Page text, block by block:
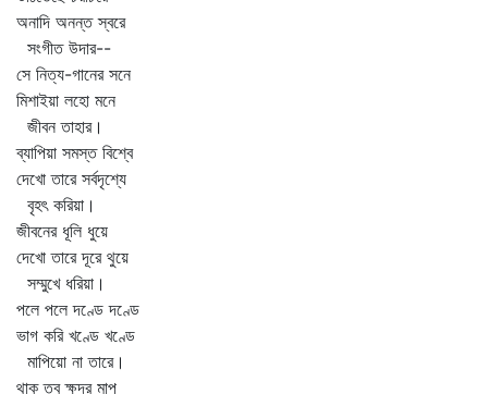
অনাদি অনন্ত স্বরে
সংগীত উদার--
সে নিত্য-গানের সনে
মিশাইয়া লহো মনে
জীবন তাহার।
ব্যাপিয়া সমস্ত বিশ্বে
দেখো তারে সর্বদৃশ্যে
বৃহৎ করিয়া।
জীবনের ধূলি ধুয়ে
দেখো তারে দূরে থুয়ে
সম্মুখে ধরিয়া।
পলে পলে দণ্ডে দণ্ডে
ভাগ করি খণ্ডে খণ্ডে
মাপিয়ো না তারে।
থাক্‌ তব ক্ষুদ্র মাপ